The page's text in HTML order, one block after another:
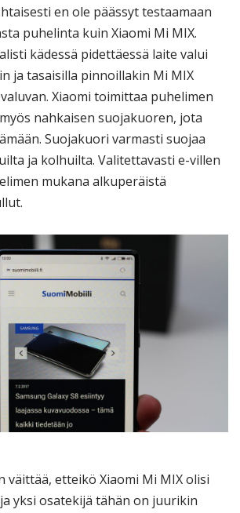
en ole päässyt testaamaan
puhelinta kuin Xiaomi Mi MIX.
kädessä pidettäessä laite valui
ja tasaisilla pinnoillakin Mi MIX
Xiaomi toimittaa puhelimen
nahkaisen suojakuoren, jota
Suojakuori varmasti suojaa
ja kolhuilta. Valitettavasti e-villen
mukana alkuperäistä
väittää, etteikö Xiaomi Mi MIX olisi
yksi osatekijä tähän on juurikin